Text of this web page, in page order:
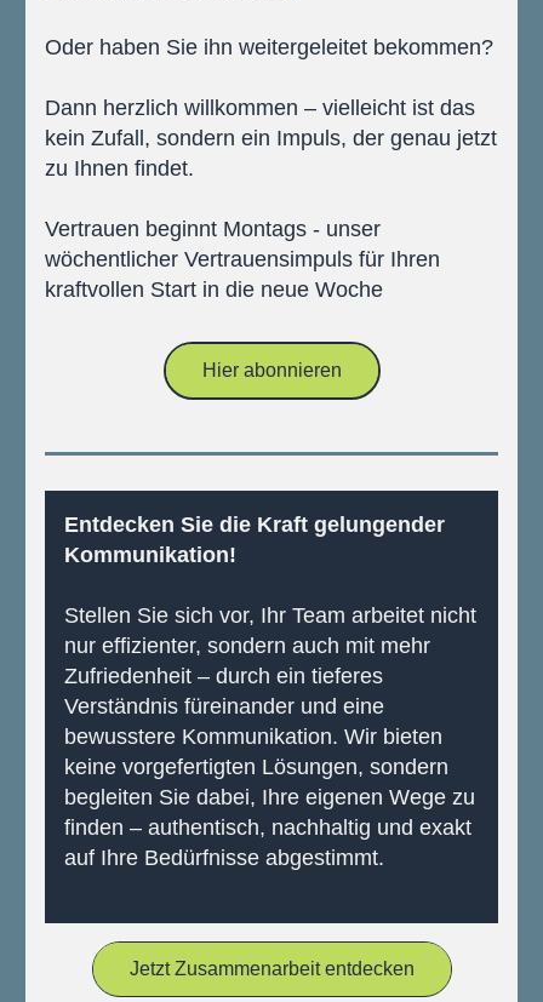
Oder haben Sie ihn weitergeleitet bekommen?
Dann herzlich willkommen – vielleicht ist das
kein Zufall, sondern ein Impuls, der genau jetzt
zu Ihnen findet.
Vertrauen beginnt Montags - unser
wöchentlicher Vertrauensimpuls für Ihren
kraftvollen Start in die neue Woche
Hier abonnieren
Entdecken Sie die Kraft gelungender
Kommunikation!
Stellen Sie sich vor, Ihr Team arbeitet nicht
nur effizienter, sondern auch mit mehr
Zufriedenheit – durch ein tieferes
Verständnis füreinander und eine
bewusstere Kommunikation. Wir bieten
keine vorgefertigten Lösungen, sondern
begleiten Sie dabei, Ihre eigenen Wege zu
finden – authentisch, nachhaltig und exakt
auf Ihre Bedürfnisse abgestimmt.
Jetzt Zusammenarbeit entdecken